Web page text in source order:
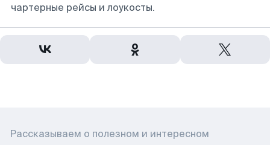
чартерные рейсы и лоукосты.
Рассказываем о полезном и интересном